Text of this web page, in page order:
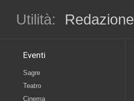
Utilità:
Redazione
Eventi
Sagre
Teatro
Cinema